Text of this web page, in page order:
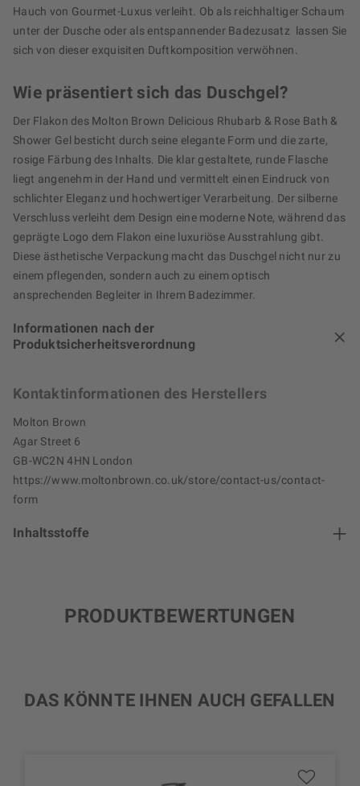
Hauch von Gourmet-Luxus verleiht. Ob als reichhaltiger Schaum
unter der Dusche oder als entspannender Badezusatz  lassen Sie
sich von dieser exquisiten Duftkomposition verwöhnen.
Wie präsentiert sich das Duschgel?
Der Flakon des Molton Brown Delicious Rhubarb & Rose Bath &
Shower Gel besticht durch seine elegante Form und die zarte,
rosige Färbung des Inhalts. Die klar gestaltete, runde Flasche
liegt angenehm in der Hand und vermittelt einen Eindruck von
schlichter Eleganz und hochwertiger Verarbeitung. Der silberne
Verschluss verleiht dem Design eine moderne Note, während das
geprägte Logo dem Flakon eine luxuriöse Ausstrahlung gibt.
Diese ästhetische Verpackung macht das Duschgel nicht nur zu
einem pflegenden, sondern auch zu einem optisch
ansprechenden Begleiter in Ihrem Badezimmer.
Informationen nach der
Produktsicherheitsverordnung
Kontaktinformationen des Herstellers
Molton Brown
Agar Street 6
GB-WC2N 4HN London
https://www.moltonbrown.co.uk/store/contact-us/contact-
form
Inhaltsstoffe
PRODUKTBEWERTUNGEN
DAS KÖNNTE IHNEN AUCH GEFALLEN